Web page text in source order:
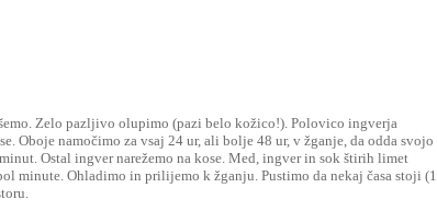
Zelo pazljivo olupimo (pazi belo kožico!). Polovico ingverja
Oboje namočimo za vsaj 24 ur, ali bolje 48 ur, v žganje, da odda svojo
Ostal ingver narežemo na kose. Med, ingver in sok štirih limet
minute. Ohladimo in prilijemo k žganju. Pustimo da nekaj časa stoji (1